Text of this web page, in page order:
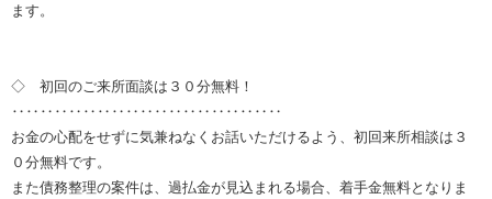
ます。
◇ 初回のご来所面談は３０分無料！
‥‥‥‥‥‥‥‥‥‥‥‥‥‥‥‥‥‥‥
お金の心配をせずに気兼ねなくお話いただけるよう、初回来所相談は３
０分無料です。
また債務整理の案件は、過払金が見込まれる場合、着手金無料となりま